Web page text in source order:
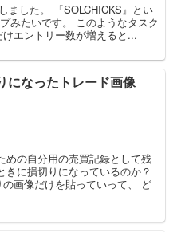
ました。 『SOLCHICKS』とい
みたいです。 このようなタスク
エントリー数が増えると...
になったトレード画像
めの自分用の売買記録として残
に損切りになっているのか？
画像だけを貼っていって、 ど